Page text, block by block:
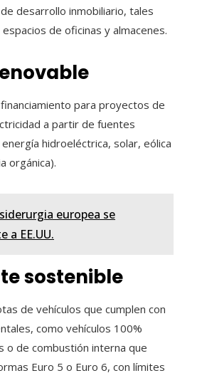
desarrollo inmobiliario, tales
de oficinas y almacenes.
para proyectos de
a partir de fuentes
hidroeléctrica, solar, eólica
orgánica).
europea se
a EE.UU.
sostenible
de vehículos que cumplen con
como vehículos 100%
o de combustión interna que
Euro 5 o Euro 6, con límites